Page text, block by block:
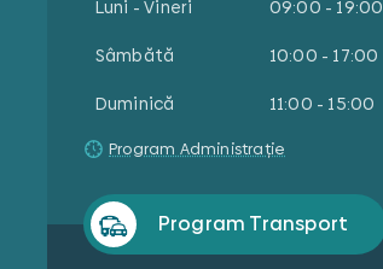
Luni - Vineri
09:00 - 19:00
Sâmbătă
10:00 - 17:00
Duminică
11:00 - 15:00
Program Administrație
Program Transport